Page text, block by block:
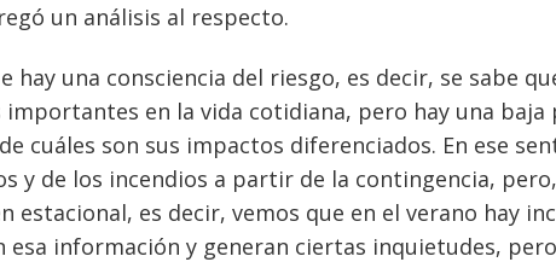
un análisis al respecto.
hay una consciencia del riesgo, es decir, se sabe
importantes en la vida cotidiana, pero hay una
cuáles son sus impactos diferenciados. En ese
y de los incendios a partir de la contingencia,
estacional, es decir, vemos que en el verano hay
esa información y generan ciertas inquietudes,